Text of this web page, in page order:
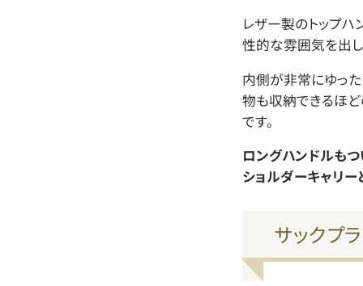
レザー製のトップハ
性的な雰囲気を出し
内側が非常にゆっ
物も収納できるほ
です。
ロングハンドルも
ショルダーキャリー
サックプ